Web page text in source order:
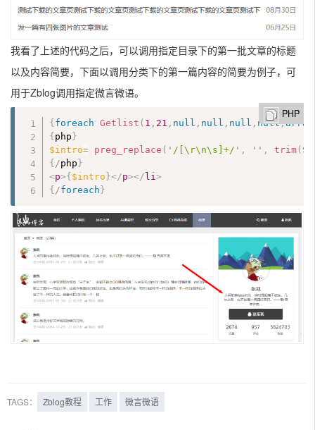
我看了上述的代码之后，可以调用指定目录下的第一批文章的标题
以及内容简要，下面以调用分类下的第一篇内容的简要为例子，可
用于Zblog调用指定微言微语。
PHP
{ foreach Getlist ( 1 , 21 , null , null , null , null,array
{ php }
$intro= preg_replace ( '/[\r\n\s]+/' , '' , trim (
{ /php }
<p>{ $intro }</p></ li>
{ /foreach }
TAGS： Zblog教程 工作 微言微语